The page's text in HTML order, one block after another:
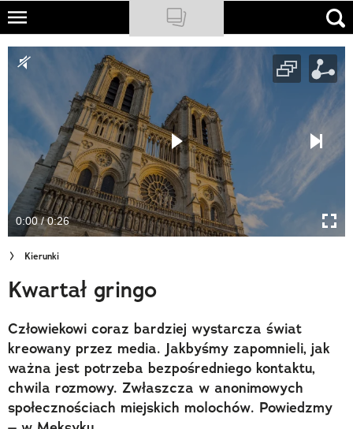
Skip
main
NATIONAL GEOGRAPHIC
PODCASTY
Sklep
Newsletter
Cuda Polski
Wielki Konkurs Fotograficzny
Trendbook Podróżniczy
Polecane
0:00 / 0:26
Kierunki
Kwartał gringo
Człowiekowi coraz bardziej wystarcza świat
kreowany przez media. Jakbyśmy zapomnieli, jak
ważna jest potrzeba bezpośredniego kontaktu,
chwila rozmowy. Zwłaszcza w anonimowych
społecznościach miejskich molochów. Powiedzmy